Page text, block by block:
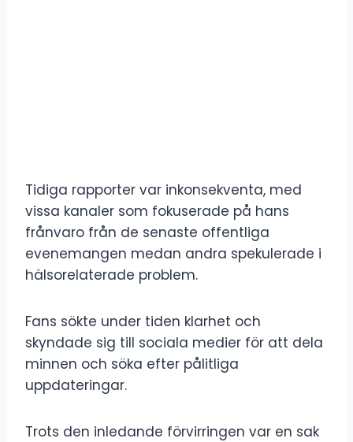
Tidiga rapporter var inkonsekventa, med
vissa kanaler som fokuserade på hans
frånvaro från de senaste offentliga
evenemangen medan andra spekulerade i
hälsorelaterade problem.
Fans sökte under tiden klarhet och
skyndade sig till sociala medier för att dela
minnen och söka efter pålitliga
uppdateringar.
Trots den inledande förvirringen var en sak